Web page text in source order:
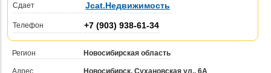
Сдает Jcat.Недвижимость
Телефон +7 (903) 938-61-34
Регион Новосибирская область
Адрес
Новосибирск, Сухановская ул., 6А